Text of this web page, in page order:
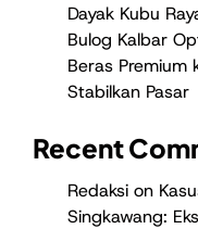
Dayak Kubu
Bulog Kalbar
Beras Premium
Stabilkan Pasar
Recent
Redaksi on
Singkawang: